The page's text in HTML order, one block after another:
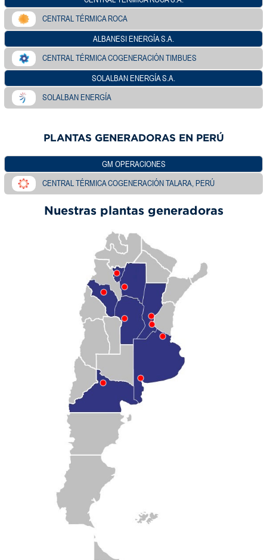
CENTRAL TÉRMICA ROCA
ALBANESI ENERGÍA S.A.
CENTRAL TÉRMICA COGENERACIÓN TIMBUES
SOLALBAN ENERGÍA S.A.
SOLALBAN ENERGÍA
PLANTAS GENERADORAS EN PERÚ
GM OPERACIONES
CENTRAL TÉRMICA COGENERACIÓN TALARA, PERÚ
Nuestras plantas generadoras